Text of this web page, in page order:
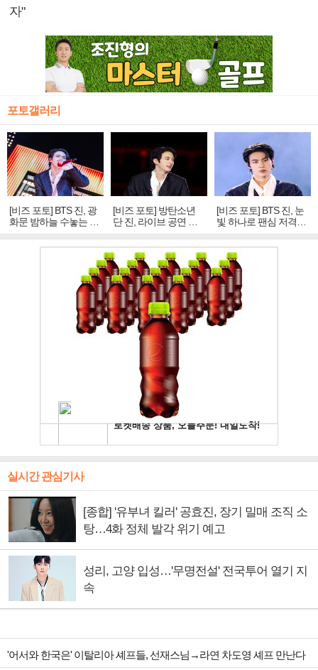
자"
포토갤러리
[비즈 포토] BTS 진, 광
화문 밤하늘 수놓는 '비
주얼 킹'의 열창
[비즈 포토] 방탄소년
단 진, 라이브 공연 중
빛나는 독보적 아우라
[비즈 포토] BTS 진, 눈
빛 하나로 팬심 저격…
독보적 카리스마
실시간 관심기사
[종합] '유부녀 킬러' 공효진, 장기 밀매 조직 소
탕…4화 정체 발각 위기 예고
성리, 고양 입성…'무명전설' 전국투어 열기 지
속
'어서와 한국은' 이탈리아 셰프들, 선재스님→라연 차도영 셰프 만난다